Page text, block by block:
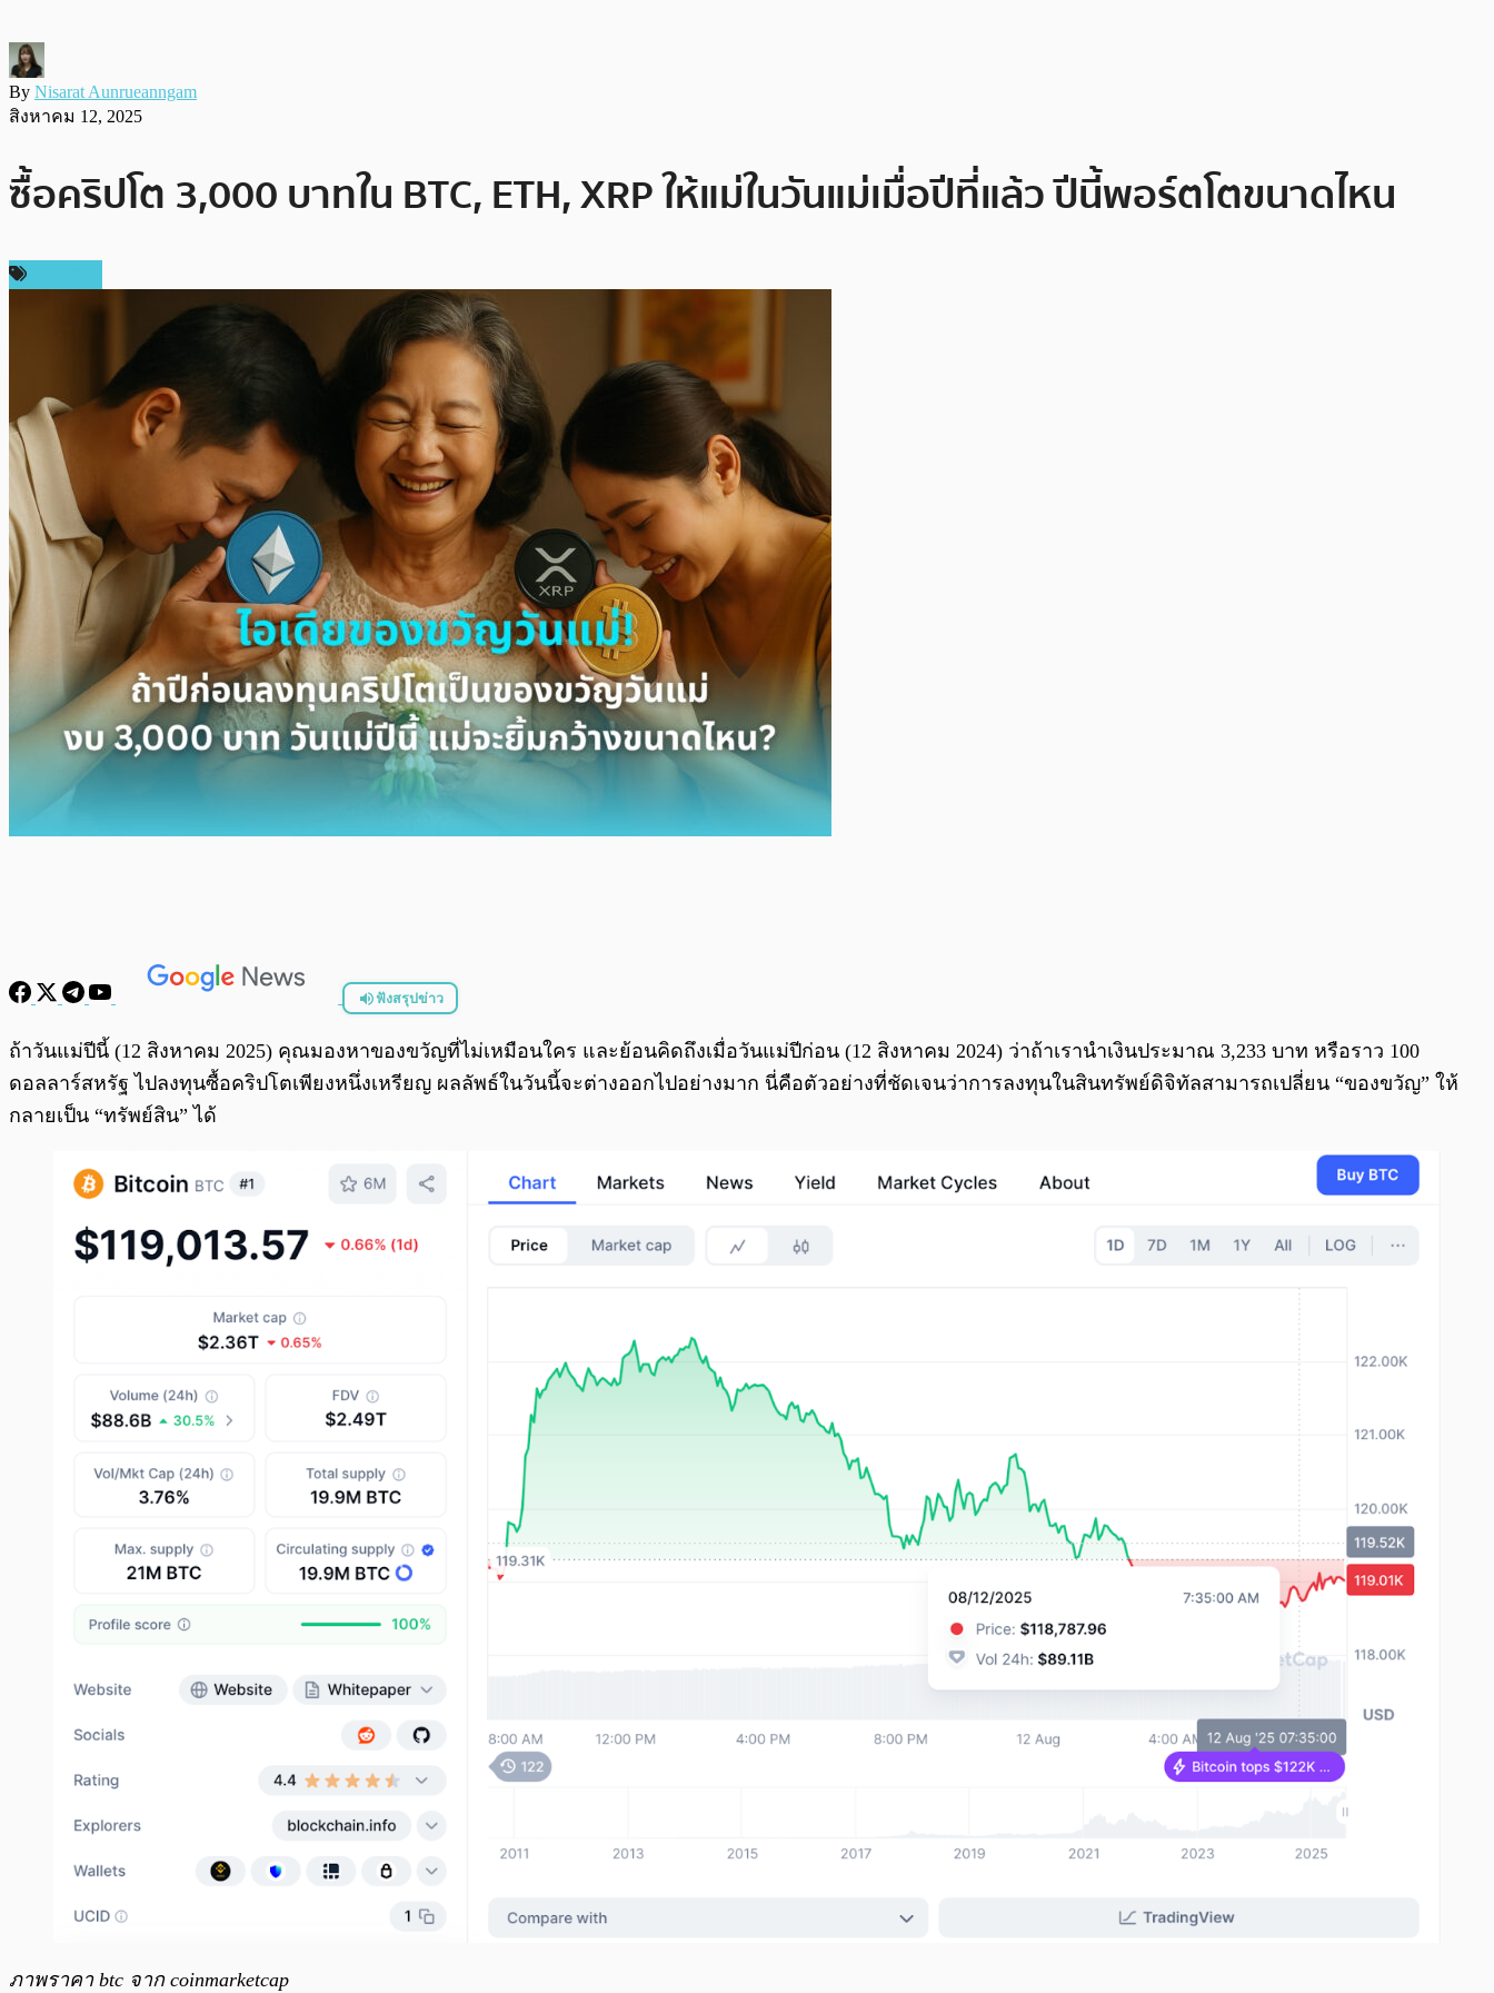
By Nisarat Aunrueanngam
สิงหาคม 12, 2025
ซื้อคริปโต 3,000 บาทใน BTC, ETH, XRP ให้แม่ในวันแม่เมื่อปีที่แล้ว ปีนี้พอร์ตโตขนาดไหน
ฟังสรุปข่าว
พร้อมเล่น 0:00 0:00
ถ้าวันแม่ปีนี้ (12 สิงหาคม 2025) คุณมองหาของขวัญที่ไม่เหมือนใคร และย้อนคิดถึงเมื่อวันแม่ปีก่อน (12 สิงหาคม 2024) ว่าถ้าเรานำเงินประมาณ 3,233 บาท หรือราว 100
ดอลลาร์สหรัฐ ไปลงทุนซื้อคริปโตเพียงหนึ่งเหรียญ ผลลัพธ์ในวันนี้จะต่างออกไปอย่างมาก นี่คือตัวอย่างที่ชัดเจนว่าการลงทุนในสินทรัพย์ดิจิทัลสามารถเปลี่ยน “ของขวัญ” ให้
กลายเป็น “ทรัพย์สิน” ได้
ภาพราคา btc จาก coinmarketcap